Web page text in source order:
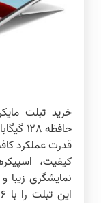
قدرت عملکرد
کیفیت،
نمایشگری زیبا